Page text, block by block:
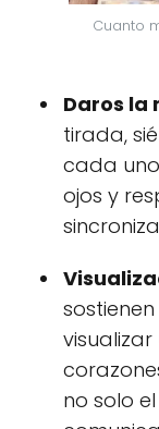
Cuanto
Daros la
tirada,
cada
ojos y
no solo